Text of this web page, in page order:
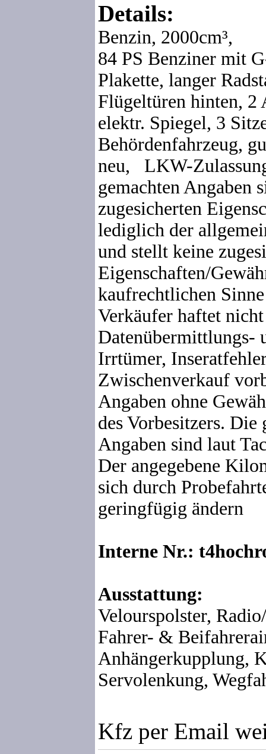
Details:
Benzin, 2000cm³,
84 PS Benziner mit
Plakette, langer
Flügeltüren hinten, 2
elektr. Spiegel, 3
Behördenfahrzeug,
neu, LKW-
gemachten Angaben
zugesicherten
lediglich der
und stellt keine
Eigenschaften/
kaufrechtlichen
Verkäufer haftet
Datenübermittlungs-
Irrtümer,
Zwischenverkauf
Angaben ohne
des Vorbesitzers. Die
Angaben sind laut
Der angegebene
sich durch
geringfügig ändern
Interne Nr.:
Ausstattung:
Velourspolster,
Fahrer- &
Anhängerkupplung,
Servolenkung,
Kfz per Email